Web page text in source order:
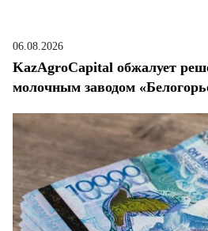
06.08.2026
KazAgroCapital обжалует
молочным заводом